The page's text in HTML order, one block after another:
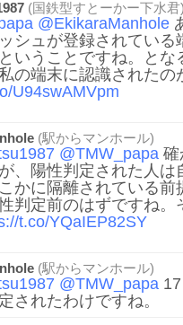
(国鉄型すとーかー下水君
@EkikaraManhole
シュが登録されてい
いうことですね。と
の端末に認識された
U94swAMVpm
(駅からマンホール)
@TMW_papa 確
、陽性判定された人
かに隔離されている
判定前のはずですね。
t.co/YQaIEP82SY
(駅からマンホール)
@TMW_papa
されたわけですね。